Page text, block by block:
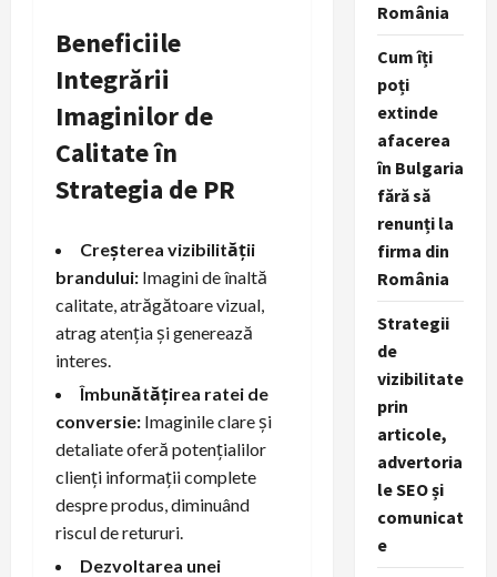
Beneficiile
Integrării
Imaginilor de
Calitate în
Strategia de PR
Creșterea vizibilității
brandului: Imagini de înaltă
calitate, atrăgătoare vizual,
atrag atenția și generează
interes.
Îmbunătățirea ratei de
conversie: Imaginile clare și
detaliate oferă potențialilor
clienți informații complete
despre produs, diminuând
riscul de retururi.
Dezvoltarea unei
România
Cum îți
poți
extinde
afacerea
în Bulgaria
fără să
renunți la
firma din
România
Strategii
de
vizibilitate
prin
articole,
advertoria
le SEO și
comunicat
e